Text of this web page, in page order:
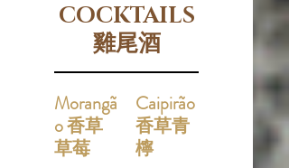
COCKTAILS
雞尾酒
Morangã
o 香草
草莓
Caipirão
香草青
檸